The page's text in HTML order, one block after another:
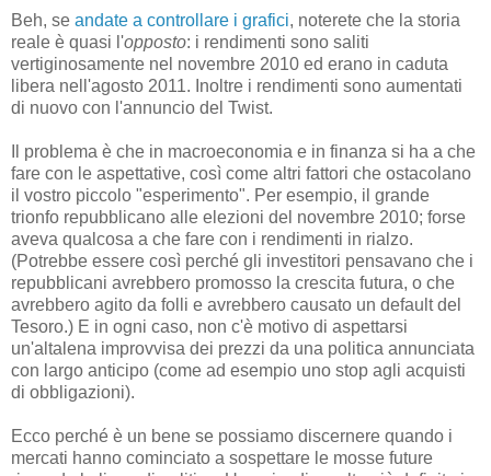
Beh, se andate a controllare i grafici, noterete che la storia
reale è quasi l'opposto: i rendimenti sono saliti
vertiginosamente nel novembre 2010 ed erano in caduta
libera nell'agosto 2011. Inoltre i rendimenti sono aumentati
di nuovo con l'annuncio del Twist.
Il problema è che in macroeconomia e in finanza si ha a che
fare con le aspettative, così come altri fattori che ostacolano
il vostro piccolo "esperimento". Per esempio, il grande
trionfo repubblicano alle elezioni del novembre 2010; forse
aveva qualcosa a che fare con i rendimenti in rialzo.
(Potrebbe essere così perché gli investitori pensavano che i
repubblicani avrebbero promosso la crescita futura, o che
avrebbero agito da folli e avrebbero causato un default del
Tesoro.) E in ogni caso, non c'è motivo di aspettarsi
un'altalena improvvisa dei prezzi da una politica annunciata
con largo anticipo (come ad esempio uno stop agli acquisti
di obbligazioni).
Ecco perché è un bene se possiamo discernere quando i
mercati hanno cominciato a sospettare le mosse future